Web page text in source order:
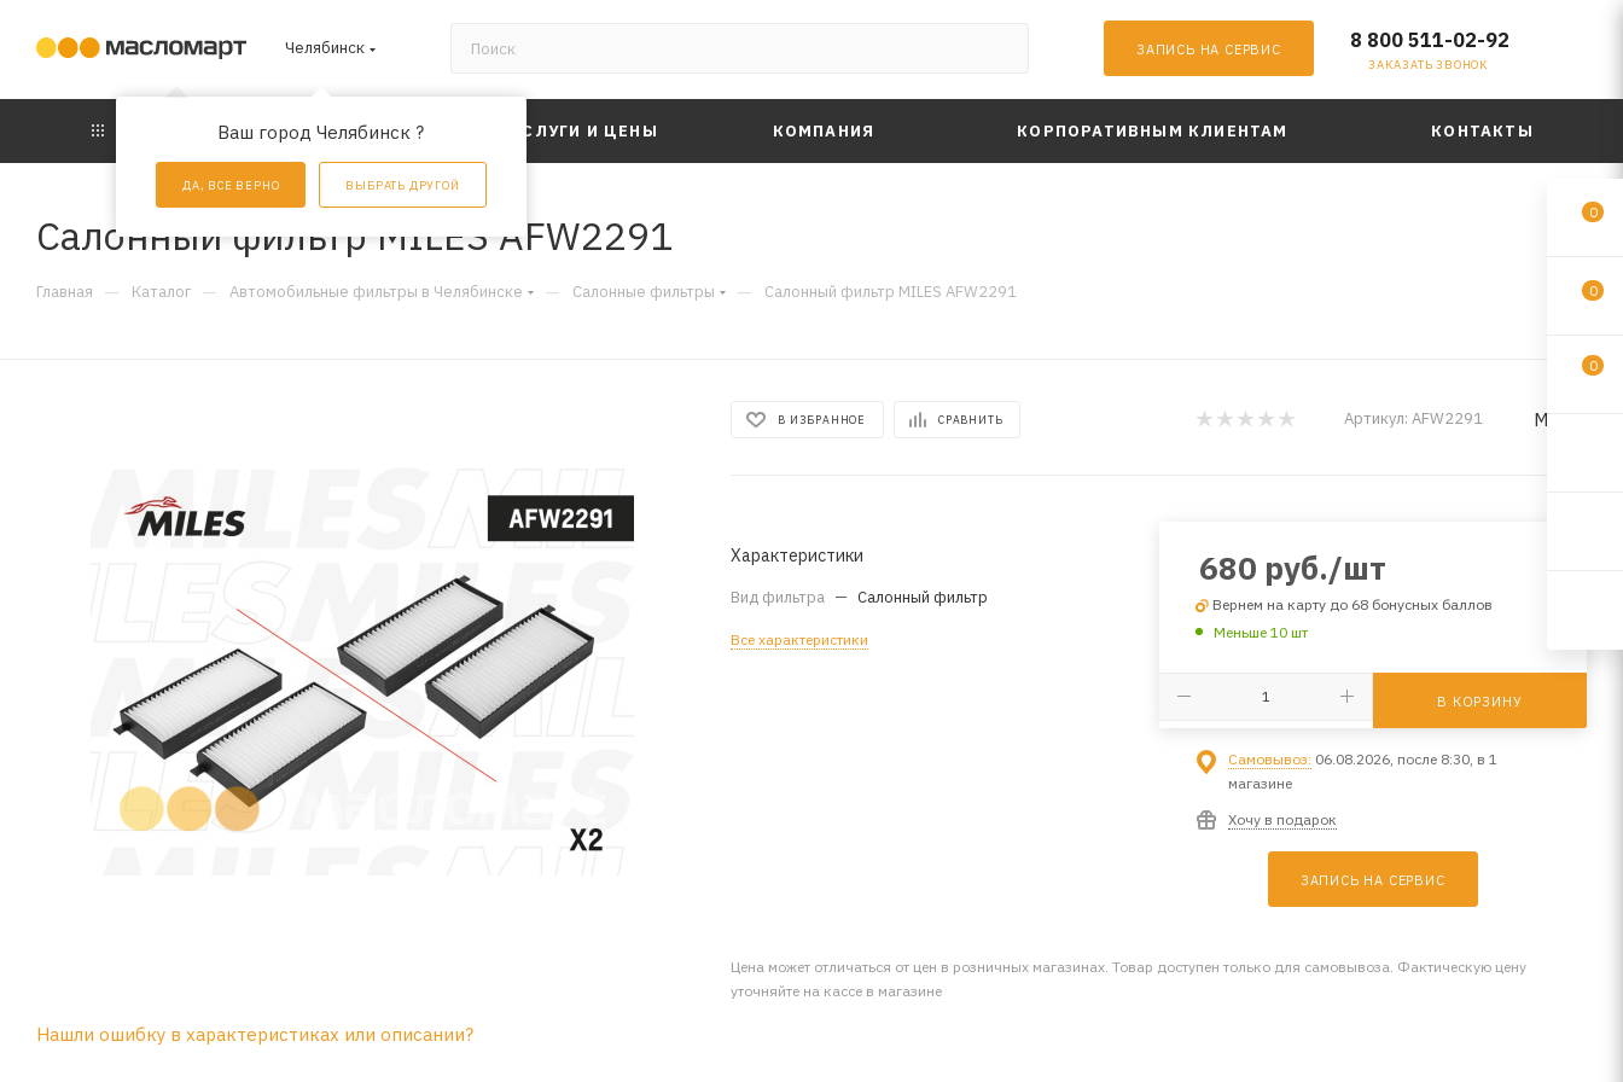
Челябинск
Ваш город Челябинск ?
ДА, ВСЕ ВЕРНО ВЫБРАТЬ ДРУГОЙ
ЗАПИСЬ НА СЕРВИС 8 800 511-02-92
ЗАКАЗАТЬ ЗВОНОК
АКЦИИ УСЛУГИ И ЦЕНЫ КОМПАНИЯ КОРПОРАТИВНЫМ КЛИЕНТАМ КОНТАКТЫ
Салонный фильтр MILES AFW2291
Главная — Каталог — Автомобильные фильтры в Челябинске — Салонные фильтры — Салонный фильтр MILES AFW2291
В ИЗБРАННОЕ СРАВНИТЬ Артикул: AFW2291 MILES
Характеристики
Вид фильтра — Салонный фильтр
Все характеристики
680 руб./шт
Вернем на карту до 68 бонусных баллов
Меньше 10 шт
В КОРЗИНУ
Самовывоз: 06.08.2026, после 8:30, в 1
магазине
Хочу в подарок
ЗАПИСЬ НА СЕРВИС
Цена может отличаться от цен в розничных магазинах. Товар доступен только для самовывоза. Фактическую цену
уточняйте на кассе в магазине
Нашли ошибку в характеристиках или описании?
0
0
0